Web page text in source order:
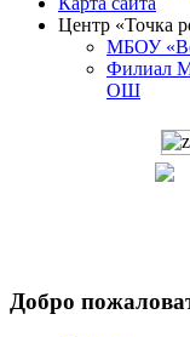
Центр «Точка
МБОУ
Филиал
ОШ
Добро